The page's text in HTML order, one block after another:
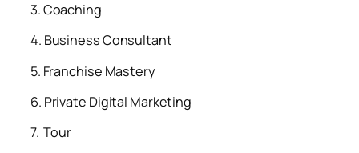
3. ⁠Coaching
4. ⁠Business Consultant
5. ⁠⁠Franchise Mastery
6. ⁠Private Digital Marketing
7. ⁠ ⁠Tour